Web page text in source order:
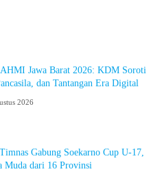
Jawa Barat 2026: KDM Soroti
dan Tantangan Era Digital
2026
Gabung Soekarno Cup U-17,
Muda dari 16 Provinsi